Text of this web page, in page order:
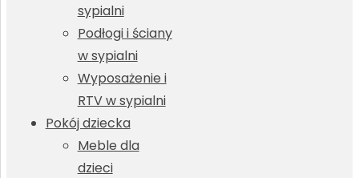
sypialni
Podłogi i ściany
w sypialni
Wyposażenie i
RTV w sypialni
Pokój dziecka
Meble dla
dzieci